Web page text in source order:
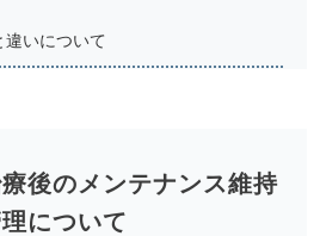
違いについて
こと
後のメンテナンス維持
について